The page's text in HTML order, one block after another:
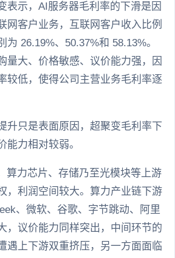
表示，AI服务器毛利率的下滑是因
网客户业务，互联网客户收入比例
为 26.19%、50.37%和 58.13%。
量大、价格敏感、议价能力强，因
较低，使得公司主营业务毛利率逐
升只是表面原因，超聚变毛利率下
能力相对较弱。
算力芯片、存储乃至光模块等上游
，利润空间较大。算力产业链下游
、微软、谷歌、字节跳动、阿里
，议价能力同样突出，中间环节的
遇上下游双重挤压，另一方面面临